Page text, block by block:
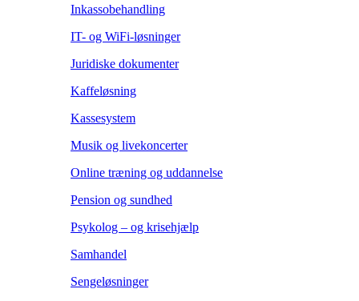
Inkassobehandling
IT- og WiFi-løsninger
Juridiske dokumenter
Kaffeløsning
Kassesystem
Musik og livekoncerter
Online træning og uddannelse
Pension og sundhed
Psykolog – og krisehjælp
Samhandel
Sengeløsninger